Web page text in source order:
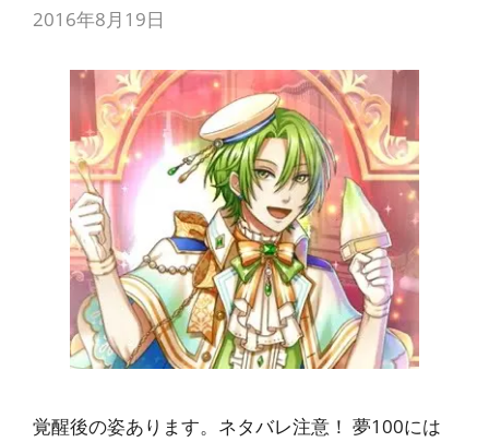
2016年8月19日
覚醒後の姿あります。ネタバレ注意！ 夢100には